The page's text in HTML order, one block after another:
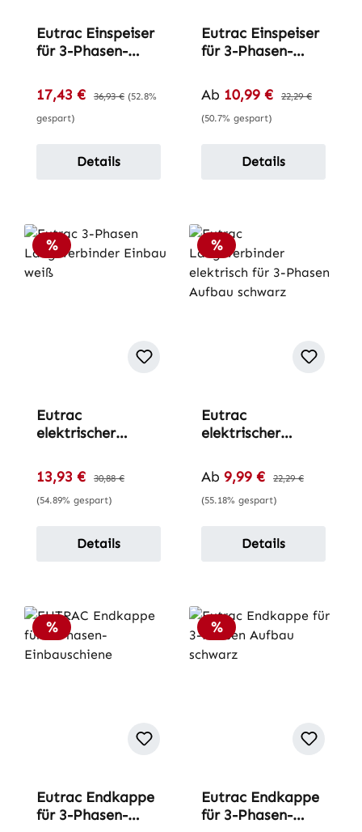
Eutrac Einspeiser
für 3-Phasen-
Stromschiene
Verkaufspreis:
17,43 € Regulärer Preis:
36,93 € (52.8%
gespart)
Details
Eutrac Einspeiser
für 3-Phasen-
Verkaufspreis:
Ab 10,99 € Regulärer Preis:
22,29 €
(50.7% gespart)
Details
Rabatt
%
Eutrac
elektrischer
für 3-Phasen
Einbau-Schiene
Verkaufspreis:
13,93 € Regulärer Preis:
30,88 €
(54.89% gespart)
Details
Rabatt
%
Eutrac
elektrischer
für 3-Phasen-
Aufbau-Schiene
Verkaufspreis:
Ab 9,99 € Regulärer Preis:
22,29 €
(55.18% gespart)
Details
Rabatt
%
Eutrac Endkappe
für 3-Phasen-
Rabatt
%
Eutrac Endkappe
für 3-Phasen-